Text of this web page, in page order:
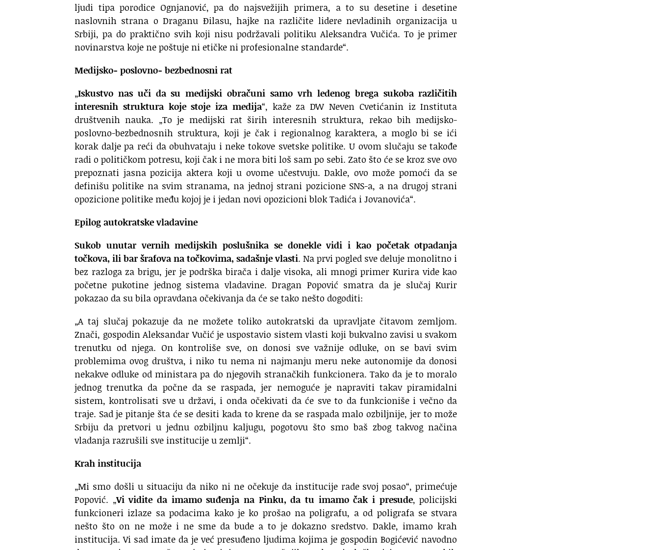
ljudi tipa porodice Ognjanović, pa do najsvežijih primera, a to su desetine i desetine
naslovnih strana o Draganu Đilasu, hajke na različite lidere nevladinih organizacija u
Srbiji, pa do praktično svih koji nisu podržavali politiku Aleksandra Vučića. To je primer
novinarstva koje ne poštuje ni etičke ni profesionalne standarde“.
Medijsko- poslovno- bezbednosni rat
„Iskustvo nas uči da su medijski obračuni samo vrh ledenog brega sukoba različitih
interesnih struktura koje stoje iza medija“, kaže za DW Neven Cvetićanin iz Instituta
društvenih nauka. „To je medijski rat širih interesnih struktura, rekao bih medijsko-
poslovno-bezbednosnih struktura, koji je čak i regionalnog karaktera, a moglo bi se ići
korak dalje pa reći da obuhvataju i neke tokove svetske politike. U ovom slučaju se takođe
radi o političkom potresu, koji čak i ne mora biti loš sam po sebi. Zato što će se kroz sve ovo
prepoznati jasna pozicija aktera koji u ovome učestvuju. Dakle, ovo može pomoći da se
definišu politike na svim stranama, na jednoj strani pozicione SNS-a, a na drugoj strani
opozicione politike među kojoj je i jedan novi opozicioni blok Tadića i Jovanovića“.
Epilog autokratske vladavine
Sukob unutar vernih medijskih poslušnika se donekle vidi i kao početak otpadanja
točkova, ili bar šrafova na točkovima, sadašnje vlasti. Na prvi pogled sve deluje monolitno i
bez razloga za brigu, jer je podrška birača i dalje visoka, ali mnogi primer Kurira vide kao
početne pukotine jednog sistema vladavine. Dragan Popović smatra da je slučaj Kurir
pokazao da su bila opravdana očekivanja da će se tako nešto dogoditi:
„A taj slučaj pokazuje da ne možete toliko autokratski da upravljate čitavom zemljom.
Znači, gospodin Aleksandar Vučić je uspostavio sistem vlasti koji bukvalno zavisi u svakom
trenutku od njega. On kontroliše sve, on donosi sve važnije odluke, on se bavi svim
problemima ovog društva, i niko tu nema ni najmanju meru neke autonomije da donosi
nekakve odluke od ministara pa do njegovih stranačkih funkcionera. Tako da je to moralo
jednog trenutka da počne da se raspada, jer nemoguće je napraviti takav piramidalni
sistem, kontrolisati sve u državi, i onda očekivati da će sve to da funkcioniše i večno da
traje. Sad je pitanje šta će se desiti kada to krene da se raspada malo ozbiljnije, jer to može
Srbiju da pretvori u jednu ozbiljnu kaljugu, pogotovu što smo baš zbog takvog načina
vladanja razrušili sve institucije u zemlji“.
Krah institucija
„Mi smo došli u situaciju da niko ni ne očekuje da institucije rade svoj posao“, primećuje
Popović. „Vi vidite da imamo suđenja na Pinku, da tu imamo čak i presude, policijski
funkcioneri izlaze sa podacima kako je ko prošao na poligrafu, a od poligrafa se stvara
nešto što on ne može i ne sme da bude a to je dokazno sredstvo. Dakle, imamo krah
institucija. Vi sad imate da je već presuđeno ljudima kojima je gospodin Bogićević navodno